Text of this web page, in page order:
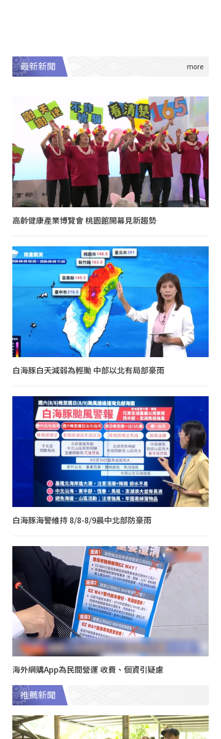
最新新聞
高齡健康產業博覽會 桃園館開幕見新趨勢
白海豚白天減弱為輕颱 中部以北有局部豪雨
白海豚海警維持 8/8-8/9晨中北部防豪雨
海外網購App為民間營運 收費、個資引疑慮
推薦新聞